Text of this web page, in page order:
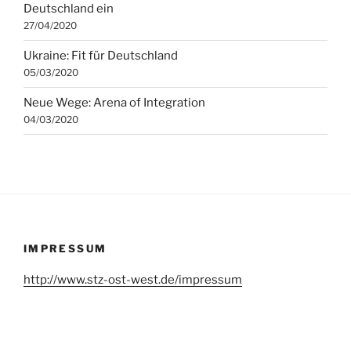
Deutschland ein
27/04/2020
Ukraine: Fit für Deutschland
05/03/2020
Neue Wege: Arena of Integration
04/03/2020
IMPRESSUM
http://www.stz-ost-west.de/impressum